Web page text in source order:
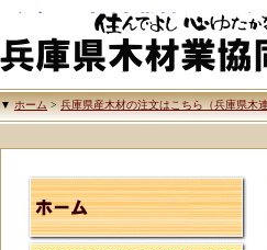
兵庫県木材業協同組
▼ホーム> 兵庫県産木材の注文はこちら（兵庫県木